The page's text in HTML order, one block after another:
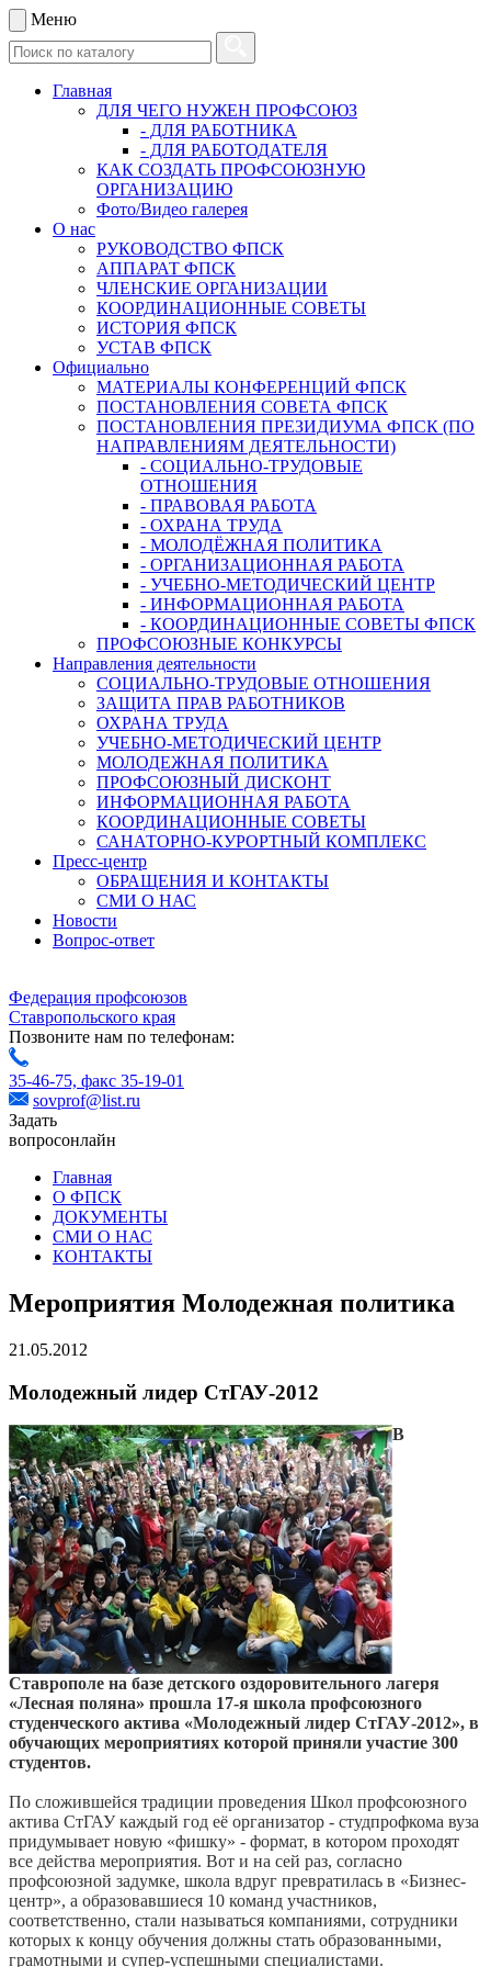
Меню
Главная
ДЛЯ ЧЕГО НУЖЕН ПРОФСОЮЗ
- ДЛЯ РАБОТНИКА
- ДЛЯ РАБОТОДАТЕЛЯ
КАК СОЗДАТЬ ПРОФСОЮЗНУЮ
ОРГАНИЗАЦИЮ
Фото/Видео галерея
О нас
РУКОВОДСТВО ФПСК
АППАРАТ ФПСК
ЧЛЕНСКИЕ ОРГАНИЗАЦИИ
КООРДИНАЦИОННЫЕ СОВЕТЫ
ИСТОРИЯ ФПСК
УСТАВ ФПСК
Официально
МАТЕРИАЛЫ КОНФЕРЕНЦИЙ ФПСК
ПОСТАНОВЛЕНИЯ СОВЕТА ФПСК
ПОСТАНОВЛЕНИЯ ПРЕЗИДИУМА ФПСК (ПО
НАПРАВЛЕНИЯМ ДЕЯТЕЛЬНОСТИ)
- СОЦИАЛЬНО-ТРУДОВЫЕ
ОТНОШЕНИЯ
- ПРАВОВАЯ РАБОТА
- ОХРАНА ТРУДА
- МОЛОДЁЖНАЯ ПОЛИТИКА
- ОРГАНИЗАЦИОННАЯ РАБОТА
- УЧЕБНО-МЕТОДИЧЕСКИЙ ЦЕНТР
- ИНФОРМАЦИОННАЯ РАБОТА
- КООРДИНАЦИОННЫЕ СОВЕТЫ ФПСК
ПРОФСОЮЗНЫЕ КОНКУРСЫ
Направления деятельности
СОЦИАЛЬНО-ТРУДОВЫЕ ОТНОШЕНИЯ
ЗАЩИТА ПРАВ РАБОТНИКОВ
ОХРАНА ТРУДА
УЧЕБНО-МЕТОДИЧЕСКИЙ ЦЕНТР
МОЛОДЕЖНАЯ ПОЛИТИКА
ПРОФСОЮЗНЫЙ ДИСКОНТ
ИНФОРМАЦИОННАЯ РАБОТА
КООРДИНАЦИОННЫЕ СОВЕТЫ
САНАТОРНО-КУРОРТНЫЙ КОМПЛЕКС
Пресс-центр
ОБРАЩЕНИЯ И КОНТАКТЫ
СМИ О НАС
Новости
Вопрос-ответ
Федерация профсоюзов
Ставропольского края
Позвоните нам по телефонам:
35-46-75, факс 35-19-01
sovprof@list.ru
Задать
вопросонлайн
Главная
О ФПСК
ДОКУМЕНТЫ
СМИ О НАС
КОНТАКТЫ
Мероприятия Молодежная политика
21.05.2012
Молодежный лидер СтГАУ-2012
В
Ставрополе на базе детского оздоровительного лагеря
«Лесная поляна» прошла 17-я школа профсоюзного
студенческого актива «Молодежный лидер СтГАУ-2012», в
обучающих мероприятиях которой приняли участие 300
студентов.
По сложившейся традиции проведения Школ профсоюзного
актива СтГАУ каждый год её организатор - студпрофкома вуза
придумывает новую «фишку» - формат, в котором проходят
все действа мероприятия. Вот и на сей раз, согласно
профсоюзной задумке, школа вдруг превратилась в «Бизнес-
центр», а образовавшиеся 10 команд участников,
соответственно, стали называться компаниями, сотрудники
которых к концу обучения должны стать образованными,
грамотными и супер-успешными специалистами.